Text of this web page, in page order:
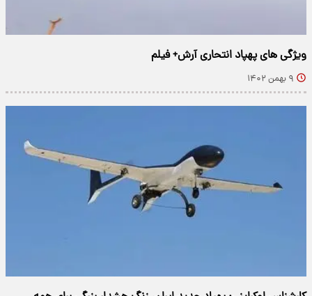
ویژگی های پهپاد انتحاری آرش+ فیلم
۹ بهمن ۱۴۰۲